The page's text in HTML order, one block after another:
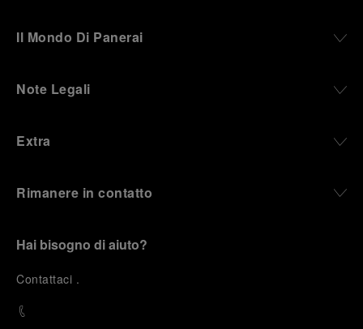
Il Mondo Di Panerai
Note Legali
Extra
Rimanere in contatto
Hai bisogno di aiuto?
Contattaci .